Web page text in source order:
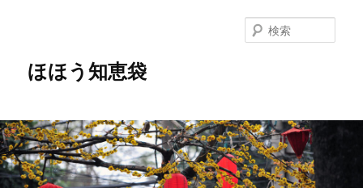
ツ
へ
移
動
ほほう知恵袋
索